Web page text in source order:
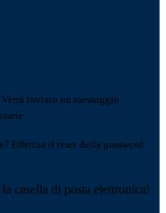
Verrà inviato un messaggio
Effettua il reset della password
casella di posta elettronica!